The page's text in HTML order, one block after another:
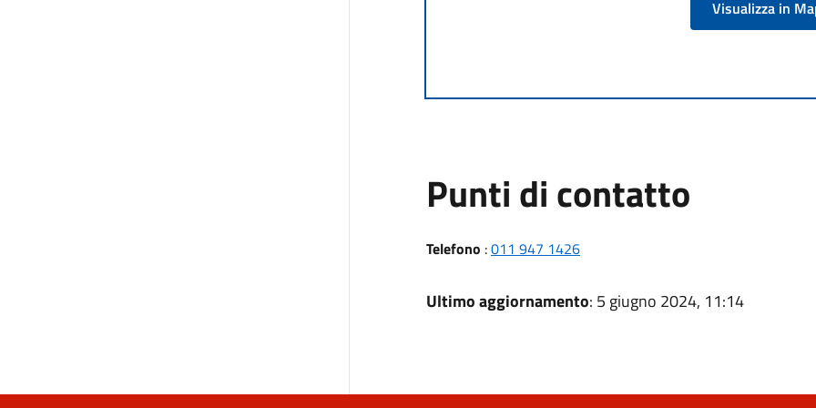
Visualizza in
Punti di contatto
Telefono :011 947 1426
Ultimo aggiornamento: 5 giugno 2024, 11:14